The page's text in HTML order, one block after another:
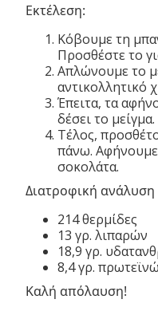
Εκτέλεση:
Κόβουμε τη
Προσθέστε το
Απλώνουμε το
αντικολλητικό
Έπειτα, τα
δέσει το μείγμα.
Τέλος,
πάνω. Αφήνουμε
σοκολάτα.
Διατροφική ανάλυση
214 θερμίδες
13 γρ. λιπαρών
18,9 γρ.
8,4 γρ.
Καλή απόλαυση!